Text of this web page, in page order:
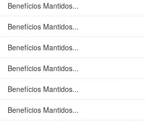
Benefícios Mantidos...
Benefícios Mantidos...
Benefícios Mantidos...
Benefícios Mantidos...
Benefícios Mantidos...
Benefícios Mantidos...